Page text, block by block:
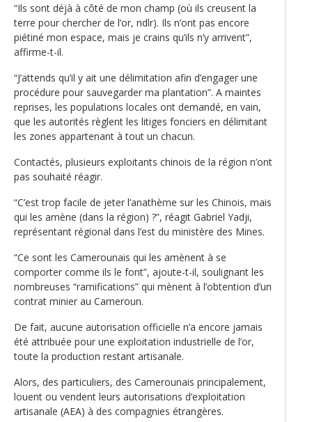
“Ils sont déjà à côté de mon champ (où ils creusent la
terre pour chercher de l’or, ndlr). Ils n’ont pas encore
piétiné mon espace, mais je crains qu’ils n’y arrivent”,
affirme-t-il.
“J’attends qu’il y ait une délimitation afin d’engager une
procédure pour sauvegarder ma plantation”. A maintes
reprises, les populations locales ont demandé, en vain,
que les autorités règlent les litiges fonciers en délimitant
les zones appartenant à tout un chacun.
Contactés, plusieurs exploitants chinois de la région n’ont
pas souhaité réagir.
“C’est trop facile de jeter l’anathème sur les Chinois, mais
qui les amène (dans la région) ?”, réagit Gabriel Yadji,
représentant régional dans l’est du ministère des Mines.
“Ce sont les Camerounais qui les amènent à se
comporter comme ils le font”, ajoute-t-il, soulignant les
nombreuses “ramifications” qui mènent à l’obtention d’un
contrat minier au Cameroun.
De fait, aucune autorisation officielle n’a encore jamais
été attribuée pour une exploitation industrielle de l’or,
toute la production restant artisanale.
Alors, des particuliers, des Camerounais principalement,
louent ou vendent leurs autorisations d’exploitation
artisanale (AEA) à des compagnies étrangères.